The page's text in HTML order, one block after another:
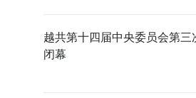
越共第十四届中央委员会第三
闭幕